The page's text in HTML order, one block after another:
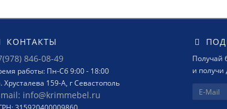
КОНТАКТЫ
846-08-49
работы: Пн-Сб 9:00 - 18:00
Хрусталева 159-А, г Севастополь
mail: info@krimmebel.ru
Получай
и получи